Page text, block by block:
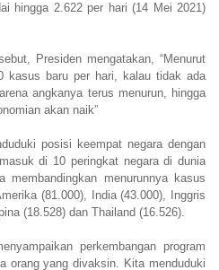
hingga 2.622 per hari (14 Mei 2021)
Presiden mengatakan, “Menurut
kasus baru per hari, kalau tidak ada
angkanya terus menurun, hingga
akan naik”
posisi keempat negara dengan
di 10 peringkat negara di dunia
menurunnya kasus
(81.000), India (43.000), Inggris
(18.528) dan Thailand (16.526).
perkembangan program
orang yang divaksin. Kita menduduki